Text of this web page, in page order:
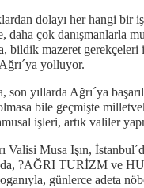
dolayı her hangi bir
daha çok danışmanlarla
bildik mazeret gerekçeleri
yolluyor.
son yıllarda Ağrı´ya
bile geçmişte
işleri, artık valiler
Valisi Musa Işın,
?AĞRI TURİZM ve
günlerce adeta